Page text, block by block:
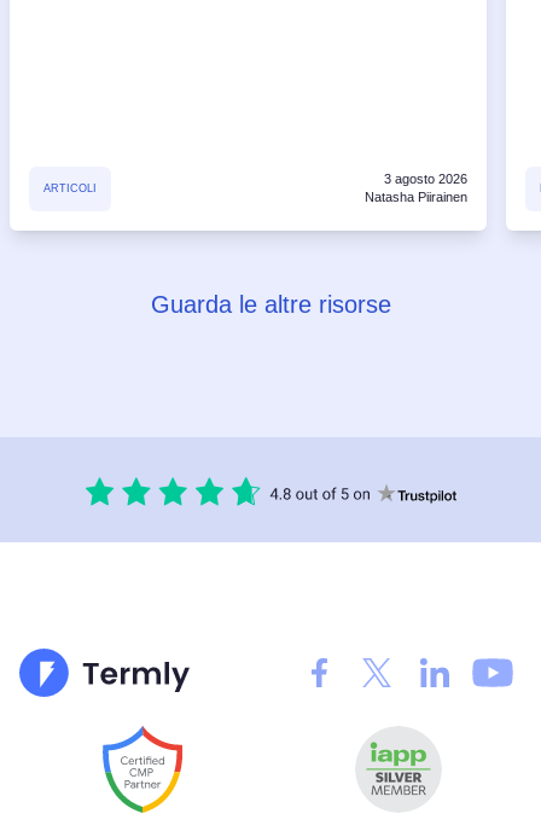
ARTICOLI
3 agosto 2026
Natasha Piirainen
Guarda le altre risorse